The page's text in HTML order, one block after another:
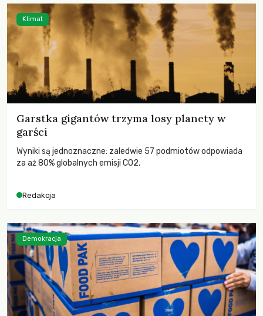
Garstka gigantów trzyma losy planety w
garści
Wyniki są jednoznaczne: zaledwie 57 podmiotów odpowiada
za aż 80% globalnych emisji CO2.
Redakcja
Klimat
Demokracja